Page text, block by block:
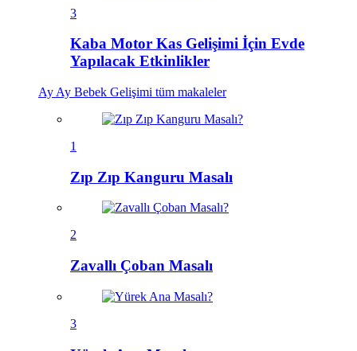
3
Kaba Motor Kas Gelişimi İçin Evde
Yapılacak Etkinlikler
Ay Ay Bebek Gelişimi tüm makaleler
1
Zıp Zıp Kanguru Masalı
2
Zavallı Çoban Masalı
3